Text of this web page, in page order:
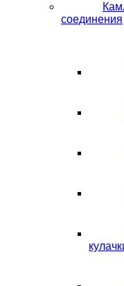
соединения